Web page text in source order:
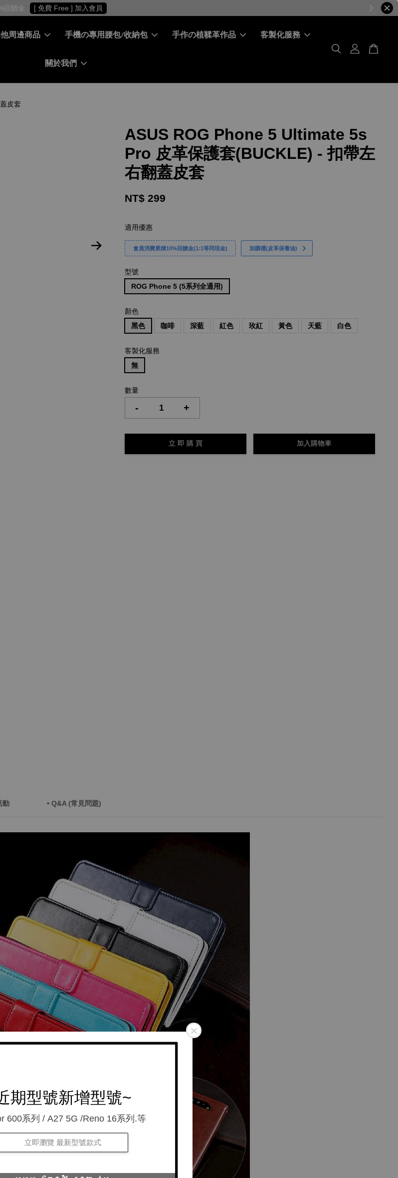
筆消費累積10%回饋金 [ 免費 Free ] 加入會員
期型號新增型號~
600系列 / A27 5G /Reno 16系列.等
立即瀏覽 最新型號款式
周邊商品 手機の專用腰包/收納包 手作の植鞣革作品 客製化服務
關於我們
皮套
ASUS ROG Phone 5 Ultimate 5s
Pro 皮革保護套(BUCKLE) - 扣帶左
右翻蓋皮套
NT$ 299
適用優惠
會員消費累積10%回饋金(1:1等同現金) 加購禮(皮革保養油)
型號
ROG Phone 5 (5系列全通用)
顏色
黑色
咖啡 深藍 紅色 玫紅 黃色 天藍 白色
客製化服務
無
數量
- +
立 即 購 買 加入購物車
動 • Q&A (常見問題)